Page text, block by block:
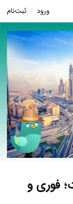
ورود / ثبت‌نام
فوری و